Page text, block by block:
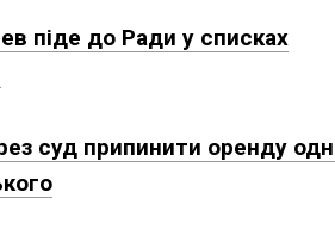
піде до Ради у списках
суд припинити оренду